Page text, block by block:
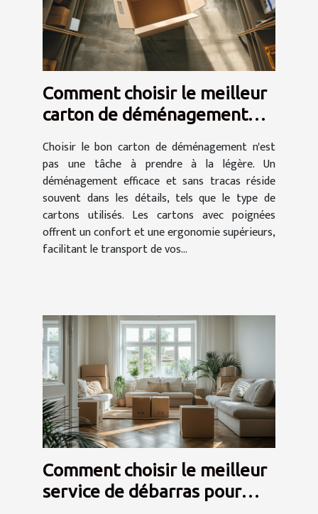
Comment choisir le meilleur
carton de déménagement
Choisir le bon carton de déménagement n'est
pas une tâche à prendre à la légère. Un
déménagement efficace et sans tracas réside
souvent dans les détails, tels que le type de
cartons utilisés. Les cartons avec poignées
offrent un confort et une ergonomie supérieurs,
facilitant le transport de vos...
Comment choisir le meilleur
service de débarras pour